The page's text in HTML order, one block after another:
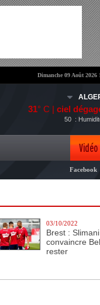
Dimanche 09 Août 2026
31° C | ciel
:
50
Vidéo
Photo
Facebook
03/10/2022
Brest :
convaincre
rester